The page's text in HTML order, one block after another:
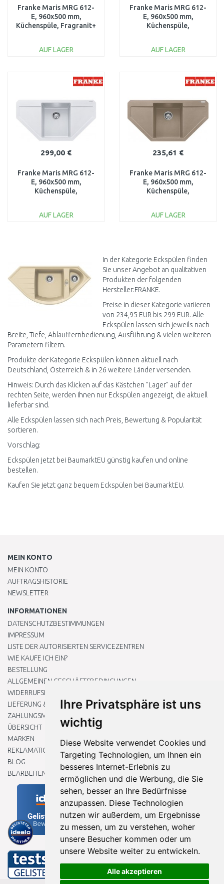
Ihre Privatsphäre ist uns
wichtig
Diese Website verwendet Cookies und
Targeting Technologien, um Ihnen ein
besseres Internet-Erlebnis zu
ermöglichen und die Werbung, die Sie
sehen, besser an Ihre Bedürfnisse
anzupassen. Diese Technologien
nutzen wir außerdem, um Ergebnisse
zu messen, um zu verstehen, woher
unsere Besucher kommen oder um
unsere Website weiter zu entwickeln.
Alle akzeptieren
Franke Maris MRG 612-
E, 960x500 mm,
Küchenspüle, Fragranit+
AUF LAGER
Franke Maris MRG 612-
E, 960x500 mm,
Küchenspüle,
AUF LAGER
299,00 €
Franke Maris MRG 612-
E, 960x500 mm,
Küchenspüle,
AUF LAGER
235,61 €
Franke Maris MRG 612-
E, 960x500 mm,
Küchenspüle,
AUF LAGER
Vergleichen
In der Kategorie Eckspülen finden
Sie unser Angebot an qualitativen
Produkten der folgenden
Hersteller:FRANKE.
Preise in dieser Kategorie variieren
von 234,95 EUR bis 299 EUR. Alle
Eckspülen lassen sich jeweils nach
Breite, Tiefe, Ablauffernbedienung, Ausführung & vielen weiteren
Parametern filtern.
Produkte der Kategorie Eckspülen können aktuell nach
Deutschland, Österreich & in 26 weitere Länder versenden.
Hinweis: Durch das Klicken auf das Kästchen "Lager" auf der
rechten Seite, werden Ihnen nur Eckspülen angezeigt, die aktuell
lieferbar sind.
Alle Eckspülen lassen sich nach Preis, Bewertung & Popularität
sortieren.
Vorschlag:
Eckspülen jetzt bei BaumarktEU günstig kaufen und online
bestellen.
Kaufen Sie jetzt ganz bequem Eckspülen bei BaumarktEU.
MEIN KONTO
MEIN KONTO
AUFTRAGSHISTORIE
NEWSLETTER
INFORMATIONEN
DATENSCHUTZBESTIMMUNGEN
IMPRESSUM
LISTE DER AUTORISIERTEN SERVICEZENTREN
WIE KAUFE ICH EIN?
BESTELLUNG
ALLGEMEINEN GESCHÄFTSBEDINGUNGEN
WIDERRUFSRECHT
LIEFERUNG & ZAHLUNG
ZAHLUNGSMETHODEN
ÜBERSICHT
MARKEN
REKLAMATIONEN UND RETOUREN
BLOG
BEARBEITEN SIE MEINE COOKIE-EINSTELLUNGEN